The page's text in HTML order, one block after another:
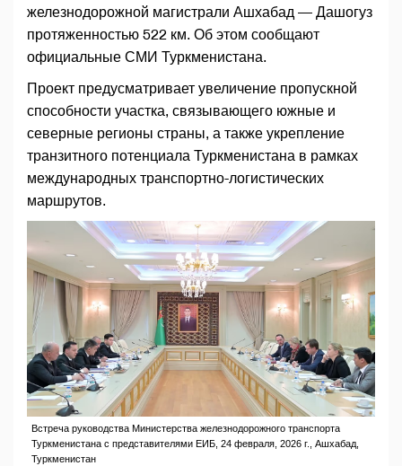
железнодорожной магистрали Ашхабад — Дашогуз
протяженностью 522 км. Об этом сообщают
официальные СМИ Туркменистана.
Проект предусматривает увеличение пропускной
способности участка, связывающего южные и
северные регионы страны, а также укрепление
транзитного потенциала Туркменистана в рамках
международных транспортно-логистических
маршрутов.
Встреча руководства Министерства железнодорожного транспорта
Туркменистана с представителями ЕИБ, 24 февраля, 2026 г., Ашхабад,
Туркменистан